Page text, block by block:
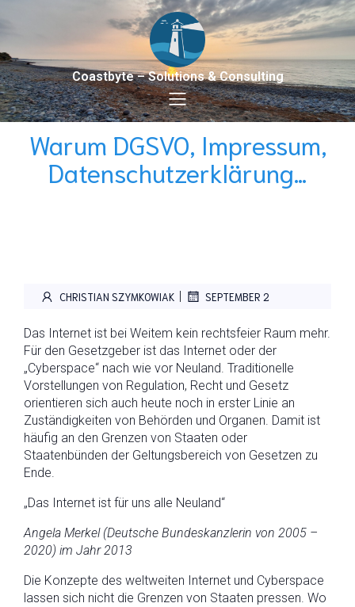
Coastbyte – Solutions & Consulting
Warum DGSVO, Impressum,
Datenschutzerklärung…
CHRISTIAN SZYMKOWIAK | SEPTEMBER 2
Das Internet ist bei Weitem kein rechtsfeier Raum mehr.
Für den Gesetzgeber ist das Internet oder der
„Cyberspace“ nach wie vor Neuland. Traditionelle
Vorstellungen von Regulation, Recht und Gesetz
orientieren sich auch heute noch in erster Linie an
Zuständigkeiten von Behörden und Organen. Damit ist
häufig an den Grenzen von Staaten oder
Staatenbünden der Geltungsbereich von Gesetzen zu
Ende.
„Das Internet ist für uns alle Neuland“
Angela Merkel (Deutsche Bundeskanzlerin von 2005 –
2020) im Jahr 2013
Die Konzepte des weltweiten Internet und Cyberspace
lassen sich nicht die Grenzen von Staaten pressen. Wo